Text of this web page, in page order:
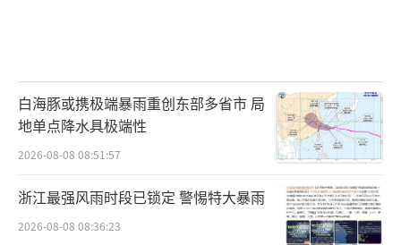
生父任本乾这边，老婆与女儿双双失散，
在找寻几年后，他到福建打工，并于1991年与
女双全”，但在老任的心中，失散的妻儿是他
心头永远无法释怀的痛。
白海豚或携极端暴雨重创东部多省市 局
地单点降水具极端性
2026-08-08 08:51:57
浙江最强风雨时段已锁定 警惕特大暴雨
2026-08-08 08:36:23